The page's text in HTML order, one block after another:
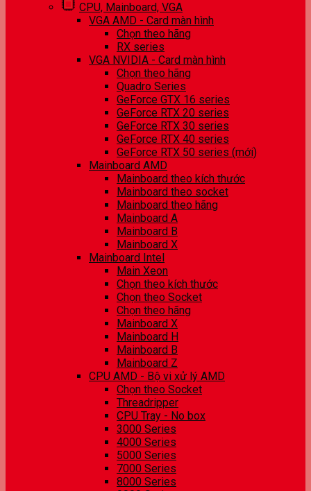
CPU, Mainboard, VGA
VGA AMD - Card màn hình
Chọn theo hãng
RX series
VGA NVIDIA - Card màn hình
Chọn theo hãng
Quadro Series
GeForce GTX 16 series
GeForce RTX 20 series
GeForce RTX 30 series
GeForce RTX 40 series
GeForce RTX 50 series (mới)
Mainboard AMD
Mainboard theo kích thước
Mainboard theo socket
Mainboard theo hãng
Mainboard A
Mainboard B
Mainboard X
Mainboard Intel
Main Xeon
Chọn theo kích thước
Chọn theo Socket
Chọn theo hãng
Mainboard X
Mainboard H
Mainboard B
Mainboard Z
CPU AMD - Bộ vi xử lý AMD
Chọn theo Socket
Threadripper
CPU Tray - No box
3000 Series
4000 Series
5000 Series
7000 Series
8000 Series